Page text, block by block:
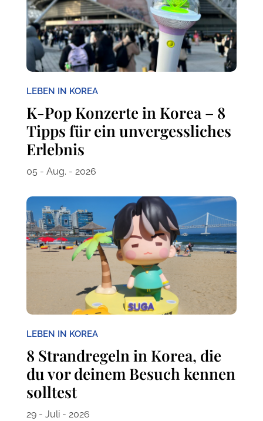
LEBEN IN KOREA
K-Pop Konzerte in Korea – 8
Tipps für ein unvergessliches
Erlebnis
05 - Aug. - 2026
LEBEN IN KOREA
8 Strandregeln in Korea, die
du vor deinem Besuch kennen
solltest
29 - Juli - 2026